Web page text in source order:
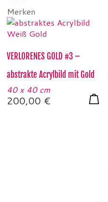
Merken
VERLORENES GOLD #3 –
abstrakte Acrylbild mit Gold
40 x 40 cm
200,00 €